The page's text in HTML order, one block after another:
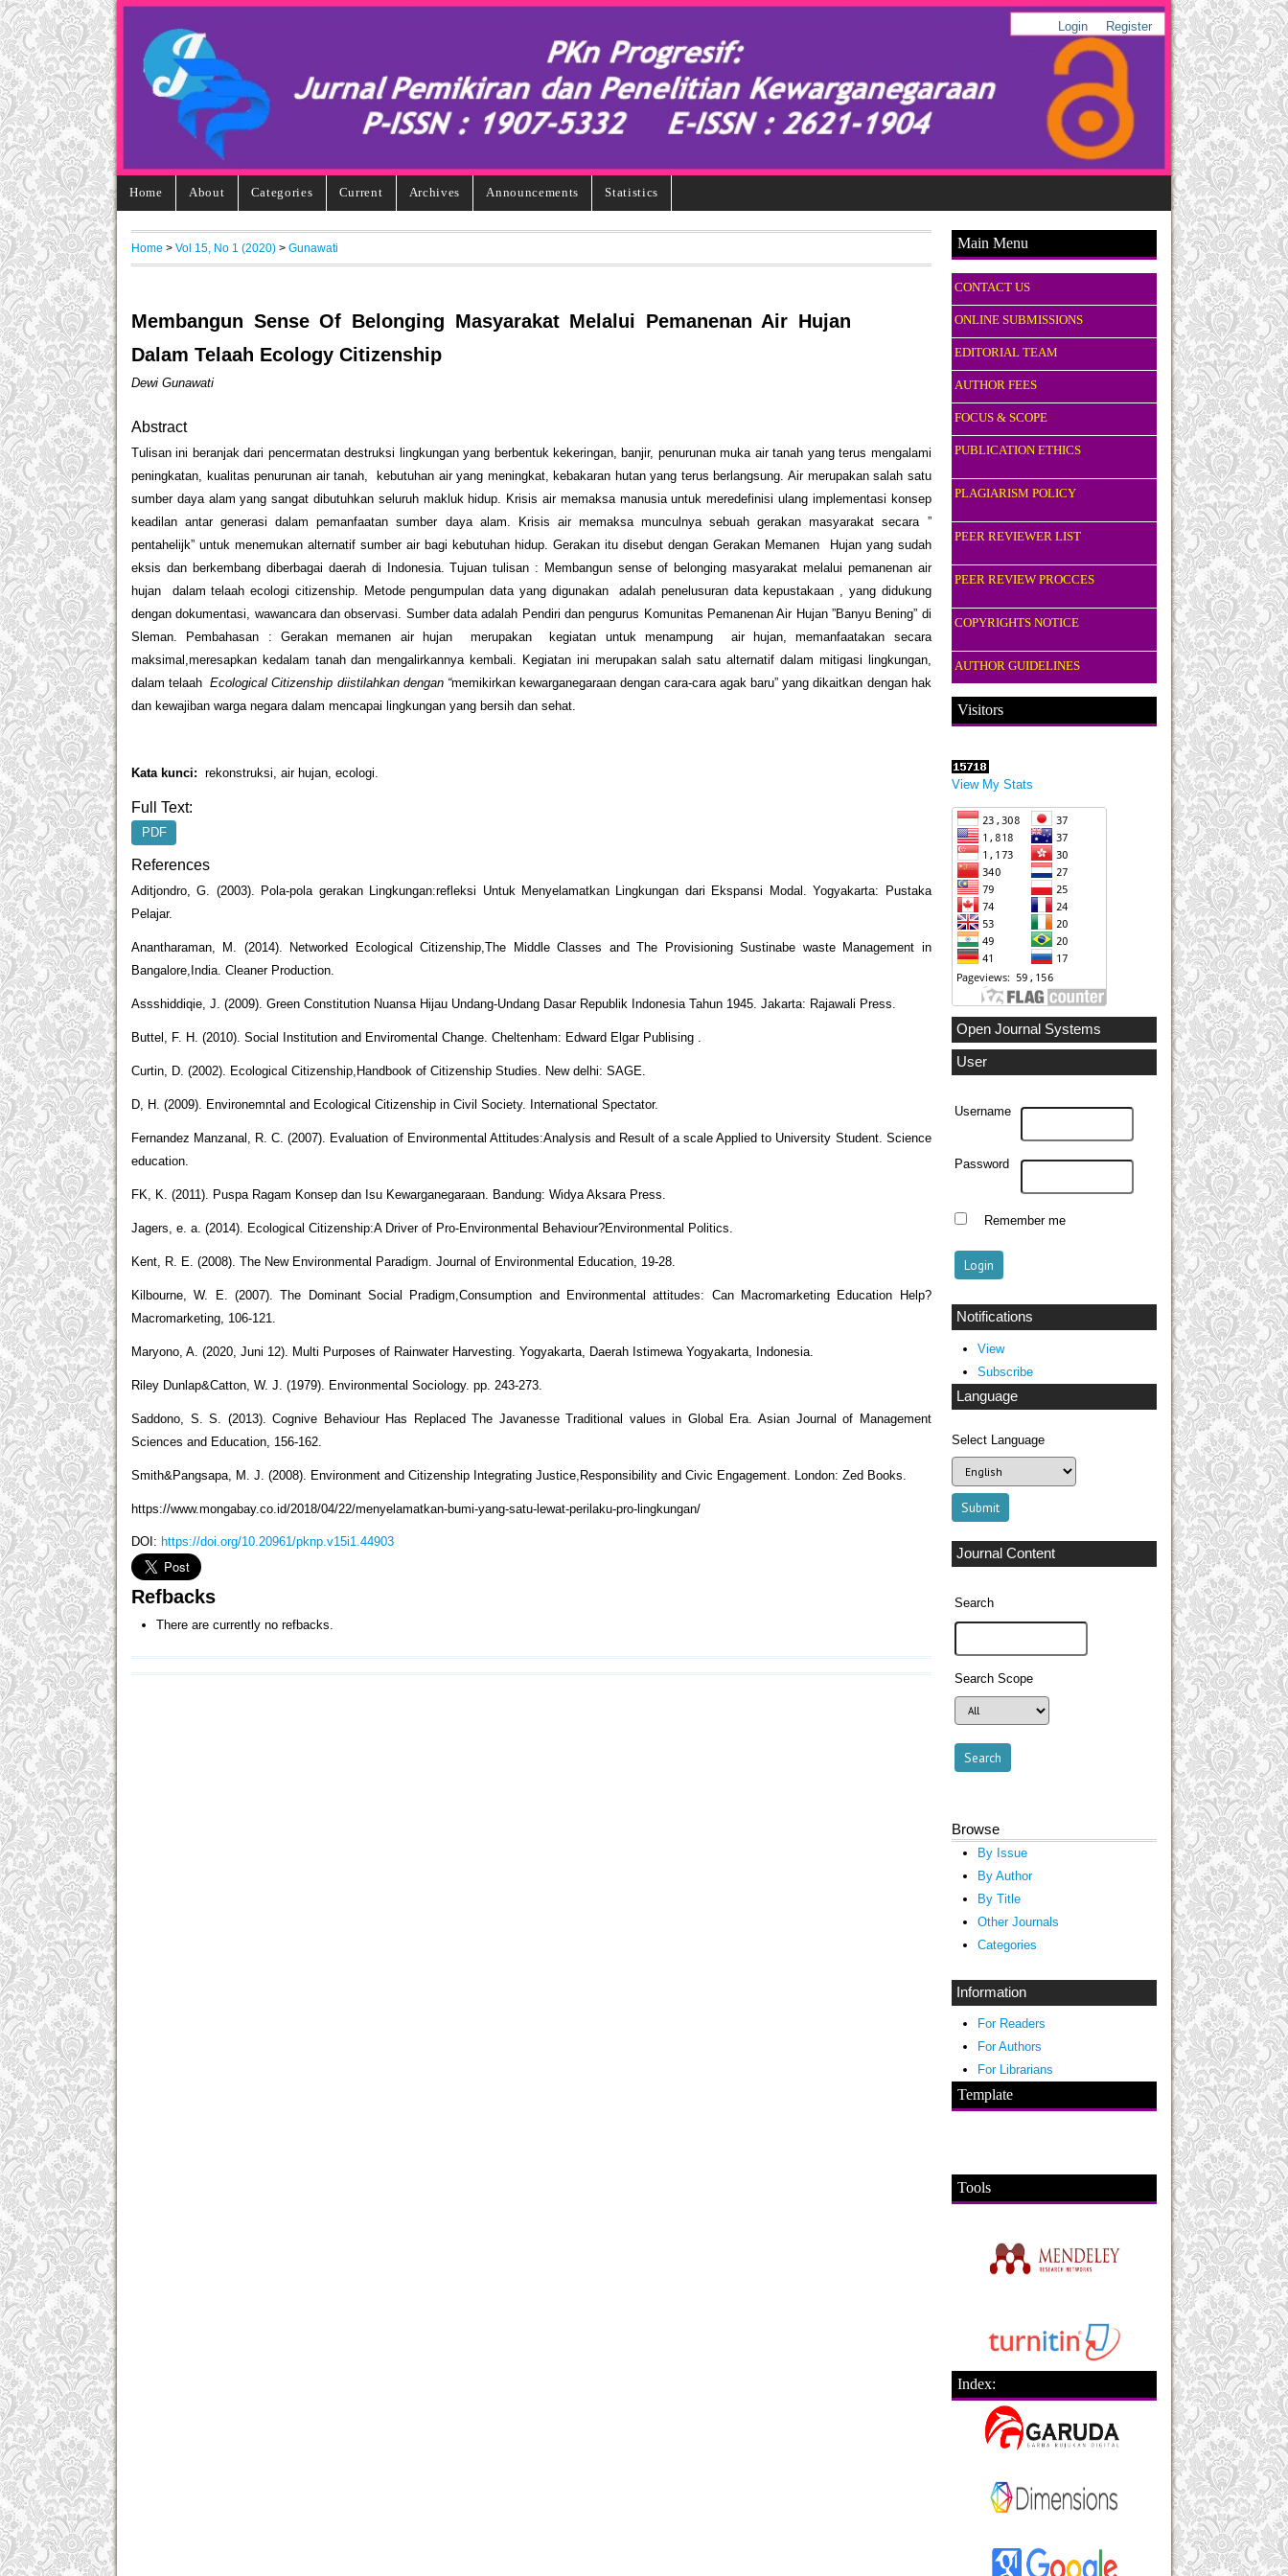
Login Register
Home About Categories Current Archives Announcements Statistics
Main Menu
CONTACT US
ONLINE SUBMISSIONS
EDITORIAL TEAM
AUTHOR FEES
FOCUS & SCOPE
PUBLICATION ETHICS
PLAGIARISM POLICY
PEER REVIEWER LIST
PEER REVIEW PROCCES
COPYRIGHTS NOTICE
AUTHOR GUIDELINES
Visitors
View My Stats
Open Journal Systems
User
Username
Password
Remember me
Notifications
View
Subscribe
Language
Select Language
Journal Content
Search
Search Scope
Browse
By Issue
By Author
By Title
Other Journals
Categories
Information
For Readers
For Authors
For Librarians
Template
Tools
Index:
Home > Vol 15, No 1 (2020) > Gunawati
Membangun Sense Of Belonging Masyarakat Melalui Pemanenan Air Hujan
Dalam Telaah Ecology Citizenship
Dewi Gunawati
Abstract
Tulisan ini beranjak dari pencermatan destruksi lingkungan yang berbentuk kekeringan, banjir, penurunan muka air tanah yang terus mengalami
peningkatan, kualitas penurunan air tanah, kebutuhan air yang meningkat, kebakaran hutan yang terus berlangsung. Air merupakan salah satu
sumber daya alam yang sangat dibutuhkan seluruh makluk hidup. Krisis air memaksa manusia untuk meredefinisi ulang implementasi konsep
keadilan antar generasi dalam pemanfaatan sumber daya alam. Krisis air memaksa munculnya sebuah gerakan masyarakat secara ”
pentahelijk” untuk menemukan alternatif sumber air bagi kebutuhan hidup. Gerakan itu disebut dengan Gerakan Memanen Hujan yang sudah
eksis dan berkembang diberbagai daerah di Indonesia. Tujuan tulisan : Membangun sense of belonging masyarakat melalui pemanenan air
hujan dalam telaah ecologi citizenship. Metode pengumpulan data yang digunakan adalah penelusuran data kepustakaan , yang didukung
dengan dokumentasi, wawancara dan observasi. Sumber data adalah Pendiri dan pengurus Komunitas Pemanenan Air Hujan ”Banyu Bening” di
Sleman. Pembahasan : Gerakan memanen air hujan merupakan kegiatan untuk menampung air hujan, memanfaatakan secara
maksimal,meresapkan kedalam tanah dan mengalirkannya kembali. Kegiatan ini merupakan salah satu alternatif dalam mitigasi lingkungan,
dalam telaahEcological Citizenship diistilahkan dengan “memikirkan kewarganegaraan dengan cara-cara agak baru” yang dikaitkan dengan hak
dan kewajiban warga negara dalam mencapai lingkungan yang bersih dan sehat.
Kata kunci: rekonstruksi, air hujan, ecologi.
Full Text:
PDF
References
Aditjondro, G. (2003). Pola-pola gerakan Lingkungan:refleksi Untuk Menyelamatkan Lingkungan dari Ekspansi Modal. Yogyakarta: Pustaka
Pelajar.
Anantharaman, M. (2014). Networked Ecological Citizenship,The Middle Classes and The Provisioning Sustinabe waste Management in
Bangalore,India. Cleaner Production.
Assshiddiqie, J. (2009). Green Constitution Nuansa Hijau Undang-Undang Dasar Republik Indonesia Tahun 1945. Jakarta: Rajawali Press.
Buttel, F. H. (2010). Social Institution and Enviromental Change. Cheltenham: Edward Elgar Publising .
Curtin, D. (2002). Ecological Citizenship,Handbook of Citizenship Studies. New delhi: SAGE.
D, H. (2009). Environemntal and Ecological Citizenship in Civil Society. International Spectator.
Fernandez Manzanal, R. C. (2007). Evaluation of Environmental Attitudes:Analysis and Result of a scale Applied to University Student. Science
education.
FK, K. (2011). Puspa Ragam Konsep dan Isu Kewarganegaraan. Bandung: Widya Aksara Press.
Jagers, e. a. (2014). Ecological Citizenship:A Driver of Pro-Environmental Behaviour?Environmental Politics.
Kent, R. E. (2008). The New Environmental Paradigm. Journal of Environmental Education, 19-28.
Kilbourne, W. E. (2007). The Dominant Social Pradigm,Consumption and Environmental attitudes: Can Macromarketing Education Help?
Macromarketing, 106-121.
Maryono, A. (2020, Juni 12). Multi Purposes of Rainwater Harvesting. Yogyakarta, Daerah Istimewa Yogyakarta, Indonesia.
Riley Dunlap&Catton, W. J. (1979). Environmental Sociology. pp. 243-273.
Saddono, S. S. (2013). Cognive Behaviour Has Replaced The Javanesse Traditional values in Global Era. Asian Journal of Management
Sciences and Education, 156-162.
Smith&Pangsapa, M. J. (2008). Environment and Citizenship Integrating Justice,Responsibility and Civic Engagement. London: Zed Books.
https://www.mongabay.co.id/2018/04/22/menyelamatkan-bumi-yang-satu-lewat-perilaku-pro-lingkungan/
DOI: https://doi.org/10.20961/pknp.v15i1.44903
Refbacks
There are currently no refbacks.